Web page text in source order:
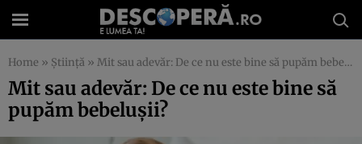
Home » Știință » Mit sau adevăr: De ce nu este bine să pupăm bebelușii?
Mit sau adevăr: De ce nu este bine să
pupăm bebelușii?